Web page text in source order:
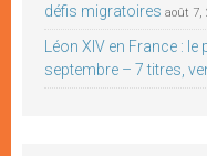
défis migratoires août 7,
Léon XIV en France :
septembre – 7 titres,